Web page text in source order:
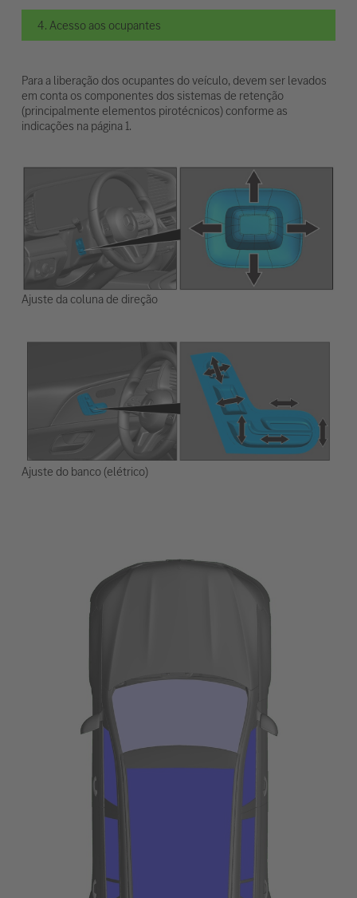
4. Acesso aos ocupantes
Para a liberação dos ocupantes do veículo, devem ser levados
em conta os componentes dos sistemas de retenção
(principalmente elementos pirotécnicos) conforme as
indicações na página 1.
Ajuste da coluna de direção
Ajuste do banco (elétrico)